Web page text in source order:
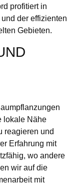
profitiert in
der effizienten
Gebieten.
lokale Nähe
reagieren und
Erfahrung mit
wo andere
wir auf die
mit